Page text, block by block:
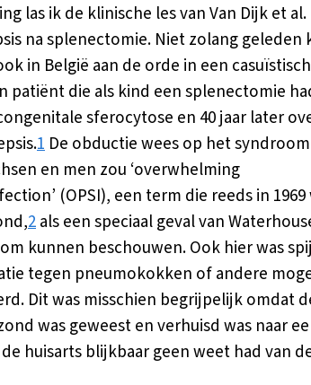
las ik de klinische les van Van Dijk et al.
na splenectomie. Niet zolang geleden
in België aan de orde in een
patiënt die als kind een splenectomie
sferocytose en 40 jaar later
1 De obductie wees op het
en men zou ‘overwhelming
(OPSI), een term die reeds in
2als een speciaal geval van
kunnen beschouwen. Ook hier was
tegen pneumokokken of andere
Dit was misschien begrijpelijk omdat
was geweest en verhuisd was naar
huisarts blijkbaar geen weet had van